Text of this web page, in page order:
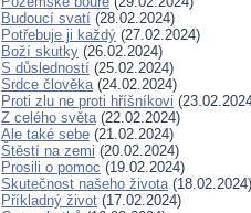
Budoucí svatí (28.02.2024)
Potřebuje ji každý (27.02.2024)
Boží skutky (26.02.2024)
S důsledností (25.02.2024)
Srdce člověka(24.02.2024)
Proti zlu ne proti hříšníkovi
Z celého světa(22.02.2024)
Ale také sebe (21.02.2024)
Štěstí na zemi (20.02.2024)
Prosili o pomoc (19.02.2024)
Skutečnost našeho života(18.02.2024)
Příkladný život (17.02.2024)